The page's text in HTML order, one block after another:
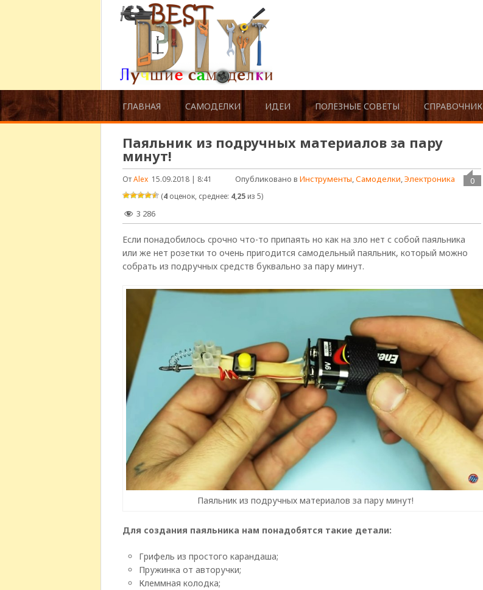
ГЛАВНАЯ САМОДЕЛКИ ИДЕИ ПОЛЕЗНЫЕ СОВЕТЫ СПРАВОЧНИК
Паяльник из подручных материалов за пару
минут!
ОтAlex 15.09.2018 | 8:41 0
Опубликовано вИнструменты,Самоделки,Электроника
(4 оценок, среднее: 4,25 из 5)
3 286
Если понадобилось срочно что-то припаять но как на зло нет с собой паяльника
или же нет розетки то очень пригодится самодельный паяльник, который можно
собрать из подручных средств буквально за пару минут.
Паяльник из подручных материалов за пару минут!
Для создания паяльника нам понадобятся такие детали:
Грифель из простого карандаша;
Пружинка от авторучки;
Клеммная колодка;